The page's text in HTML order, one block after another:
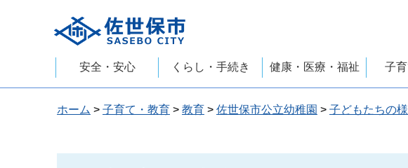
佐世保市
安全・安心 くらし・手続き 健康・医療・福祉 子
ホーム > 子育て・教育 > 教育 > 佐世保市公立幼稚園 > 子どもたちの